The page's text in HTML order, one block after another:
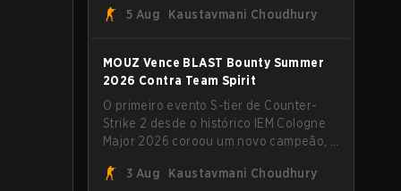
vestir a camisa da Team Vitality na
5 Aug Kaustavmani Choudhury
MOUZ Vence BLAST Bounty Summer
2026 Contra Team Spirit
O primeiro evento S-tier de Counter-
Strike 2 desde o histórico IEM Cologne
Major 2026 coroou um novo campeão, e
desconhecida. MOUZ, recém-saído de
3 Aug Kaustavmani Choudhury